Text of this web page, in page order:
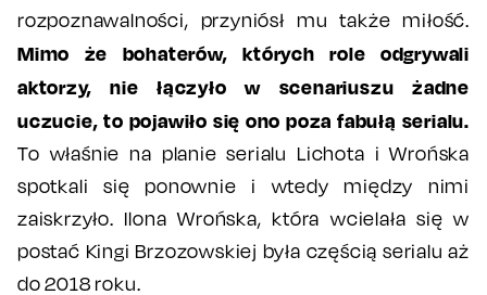
rozpoznawalności, przyniósł mu także miłość.
Mimo że bohaterów, których role odgrywali
aktorzy, nie łączyło w scenariuszu żadne
uczucie, to pojawiło się ono poza fabułą serialu.
To właśnie na planie serialu Lichota i Wrońska
spotkali się ponownie i wtedy między nimi
zaiskrzyło. Ilona Wrońska, która wcielała się w
postać Kingi Brzozowskiej była częścią serialu aż
do 2018 roku.